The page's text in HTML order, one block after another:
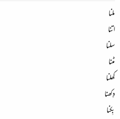
ملنا
اتنا
سلنا
مٹنا
کِھلنا
دِکھنا
بِکنا